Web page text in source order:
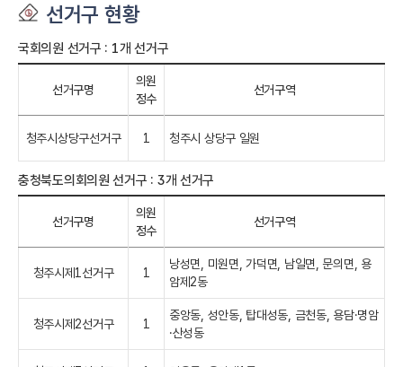
선거구 현황
국회의원 선거구 : 1개 선거구
선거구명
의원
정수
선거구역
청주시상당구선거구 1 청주시 상당구 일원
충청북도의회의원 선거구 : 3개 선거구
선거구명
의원
정수
선거구역
청주시제1선거구 1
낭성면, 미원면, 가덕면, 남일면, 문의면, 용
암제2동
청주시제2선거구 1
중앙동, 성안동, 탑대성동, 금천동, 용담·명암
·산성동